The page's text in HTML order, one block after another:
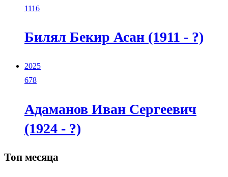
1116
Билял Бекир Асан (1911 - ?)
2025
678
Адаманов Иван Сергеевич
(1924 - ?)
Топ месяца